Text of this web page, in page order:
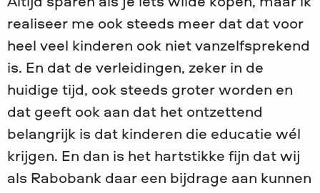
realiseer me ook steeds meer dat dat voor
heel veel kinderen ook niet vanzelfsprekend
is. En dat de verleidingen, zeker in de
huidige tijd, ook steeds groter worden en
dat geeft ook aan dat het ontzettend
belangrijk is dat kinderen die educatie wél
krijgen. En dan is het hartstikke fijn dat wij
als Rabobank daar een bijdrage aan kunnen